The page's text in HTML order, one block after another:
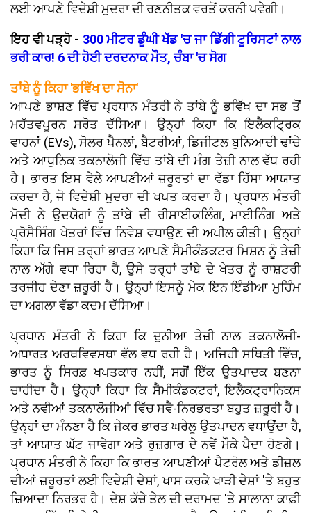
ਲਈ ਆਪਣੇ ਵਿਦੇਸ਼ੀ ਮੁਦਰਾ ਦੀ ਰਣਨੀਤਕ ਵਰਤੋਂ ਕਰਨੀ ਪਵੇਗੀ।
ਇਹ ਵੀ ਪੜ੍ਹੋ - 300 ਮੀਟਰ ਡੂੰਘੀ ਖੱਡ 'ਚ ਜਾ ਡਿੱਗੀ ਟੂਰਿਸਟਾਂ ਨਾਲ
ਭਰੀ ਕਾਰ! 6 ਦੀ ਹੋਈ ਦਰਦਨਾਕ ਮੌਤ, ਚੰਬਾ 'ਚ ਸੋਗ
ਤਾਂਬੇ ਨੂੰ ਕਿਹਾ 'ਭਵਿੱਖ ਦਾ ਸੋਨਾ'
ਆਪਣੇ ਭਾਸ਼ਣ ਵਿੱਚ ਪ੍ਰਧਾਨ ਮੰਤਰੀ ਨੇ ਤਾਂਬੇ ਨੂੰ ਭਵਿੱਖ ਦਾ ਸਭ ਤੋਂ
ਮਹੱਤਵਪੂਰਨ ਸਰੋਤ ਦੱਸਿਆ। ਉਨ੍ਹਾਂ ਕਿਹਾ ਕਿ ਇਲੈਕਟ੍ਰਿਕ
ਵਾਹਨਾਂ (EVs), ਸੋਲਰ ਪੈਨਲਾਂ, ਬੈਟਰੀਆਂ, ਡਿਜੀਟਲ ਬੁਨਿਆਦੀ ਢਾਂਚੇ
ਅਤੇ ਆਧੁਨਿਕ ਤਕਨਾਲੋਜੀ ਵਿੱਚ ਤਾਂਬੇ ਦੀ ਮੰਗ ਤੇਜ਼ੀ ਨਾਲ ਵੱਧ ਰਹੀ
ਹੈ। ਭਾਰਤ ਇਸ ਵੇਲੇ ਆਪਣੀਆਂ ਜ਼ਰੂਰਤਾਂ ਦਾ ਵੱਡਾ ਹਿੱਸਾ ਆਯਾਤ
ਕਰਦਾ ਹੈ, ਜੋ ਵਿਦੇਸ਼ੀ ਮੁਦਰਾ ਦੀ ਖਪਤ ਕਰਦਾ ਹੈ। ਪ੍ਰਧਾਨ ਮੰਤਰੀ
ਮੋਦੀ ਨੇ ਉਦਯੋਗਾਂ ਨੂੰ ਤਾਂਬੇ ਦੀ ਰੀਸਾਈਕਲਿੰਗ, ਮਾਈਨਿੰਗ ਅਤੇ
ਪ੍ਰੋਸੈਸਿੰਗ ਖੇਤਰਾਂ ਵਿੱਚ ਨਿਵੇਸ਼ ਵਧਾਉਣ ਦੀ ਅਪੀਲ ਕੀਤੀ। ਉਨ੍ਹਾਂ
ਕਿਹਾ ਕਿ ਜਿਸ ਤਰ੍ਹਾਂ ਭਾਰਤ ਆਪਣੇ ਸੈਮੀਕੰਡਕਟਰ ਮਿਸ਼ਨ ਨੂੰ ਤੇਜ਼ੀ
ਨਾਲ ਅੱਗੇ ਵਧਾ ਰਿਹਾ ਹੈ, ਉਸੇ ਤਰ੍ਹਾਂ ਤਾਂਬੇ ਦੇ ਖੇਤਰ ਨੂੰ ਰਾਸ਼ਟਰੀ
ਤਰਜੀਹ ਦੇਣਾ ਜ਼ਰੂਰੀ ਹੈ। ਉਨ੍ਹਾਂ ਇਸਨੂੰ ਮੇਕ ਇਨ ਇੰਡੀਆ ਮੁਹਿੰਮ
ਦਾ ਅਗਲਾ ਵੱਡਾ ਕਦਮ ਦੱਸਿਆ।
ਪ੍ਰਧਾਨ ਮੰਤਰੀ ਨੇ ਕਿਹਾ ਕਿ ਦੁਨੀਆ ਤੇਜ਼ੀ ਨਾਲ ਤਕਨਾਲੋਜੀ-
ਅਧਾਰਤ ਅਰਥਵਿਵਸਥਾ ਵੱਲ ਵਧ ਰਹੀ ਹੈ। ਅਜਿਹੀ ਸਥਿਤੀ ਵਿੱਚ,
ਭਾਰਤ ਨੂੰ ਸਿਰਫ਼ ਖਪਤਕਾਰ ਨਹੀਂ, ਸਗੋਂ ਇੱਕ ਉਤਪਾਦਕ ਬਣਨਾ
ਚਾਹੀਦਾ ਹੈ। ਉਨ੍ਹਾਂ ਕਿਹਾ ਕਿ ਸੈਮੀਕੰਡਕਟਰਾਂ, ਇਲੈਕਟ੍ਰਾਨਿਕਸ
ਅਤੇ ਨਵੀਆਂ ਤਕਨਾਲੋਜੀਆਂ ਵਿੱਚ ਸਵੈ-ਨਿਰਭਰਤਾ ਬਹੁਤ ਜ਼ਰੂਰੀ ਹੈ।
ਉਨ੍ਹਾਂ ਦਾ ਮੰਨਣਾ ਹੈ ਕਿ ਜੇਕਰ ਭਾਰਤ ਘਰੇਲੂ ਉਤਪਾਦਨ ਵਧਾਉਂਦਾ ਹੈ,
ਤਾਂ ਆਯਾਤ ਘੱਟ ਜਾਵੇਗਾ ਅਤੇ ਰੁਜ਼ਗਾਰ ਦੇ ਨਵੇਂ ਮੌਕੇ ਪੈਦਾ ਹੋਣਗੇ।
ਪ੍ਰਧਾਨ ਮੰਤਰੀ ਨੇ ਕਿਹਾ ਕਿ ਭਾਰਤ ਆਪਣੀਆਂ ਪੈਟਰੋਲ ਅਤੇ ਡੀਜ਼ਲ
ਦੀਆਂ ਜ਼ਰੂਰਤਾਂ ਲਈ ਵਿਦੇਸ਼ੀ ਦੇਸ਼ਾਂ, ਖਾਸ ਕਰਕੇ ਖਾੜੀ ਦੇਸ਼ਾਂ 'ਤੇ ਬਹੁਤ
ਜ਼ਿਆਦਾ ਨਿਰਭਰ ਹੈ। ਦੇਸ਼ ਕੱਚੇ ਤੇਲ ਦੀ ਦਰਾਮਦ 'ਤੇ ਸਾਲਾਨਾ ਕਾਫ਼ੀ